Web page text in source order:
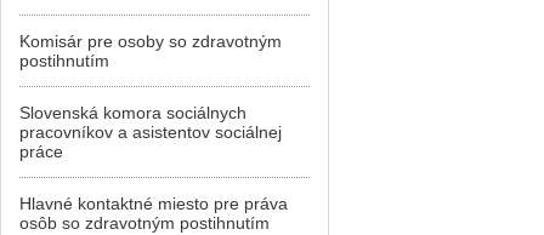
Komisár pre osoby so zdravotným
postihnutím
Slovenská komora sociálnych
pracovníkov a asistentov sociálnej
práce
Hlavné kontaktné miesto pre práva
osôb so zdravotným postihnutím